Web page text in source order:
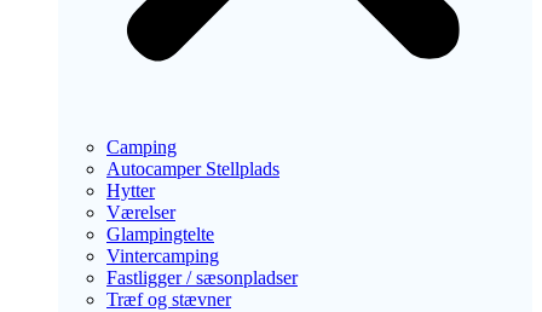
Camping
Autocamper Stellplads
Hytter
Værelser
Glampingtelte
Vintercamping
Fastligger / sæsonpladser
Træf og stævner